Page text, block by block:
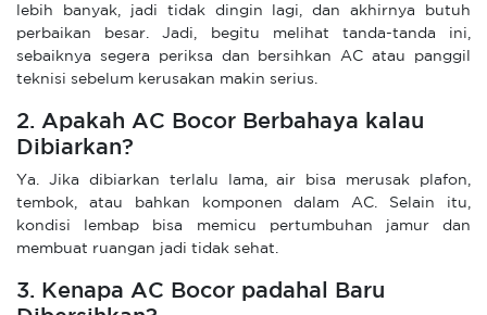
lebih banyak, jadi tidak dingin lagi, dan akhirnya butuh
perbaikan besar. Jadi, begitu melihat tanda-tanda ini,
sebaiknya segera periksa dan bersihkan AC atau panggil
teknisi sebelum kerusakan makin serius.
2. Apakah AC Bocor Berbahaya kalau
Dibiarkan?
Ya. Jika dibiarkan terlalu lama, air bisa merusak plafon,
tembok, atau bahkan komponen dalam AC. Selain itu,
kondisi lembap bisa memicu pertumbuhan jamur dan
membuat ruangan jadi tidak sehat.
3. Kenapa AC Bocor padahal Baru